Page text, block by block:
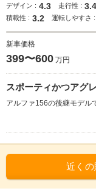
デザイン : 4.3 走行性 : 3.4
積載性 : 3.2 運転しやすさ :
新車価格
399〜600 万円
スポーティかつアグ
近く